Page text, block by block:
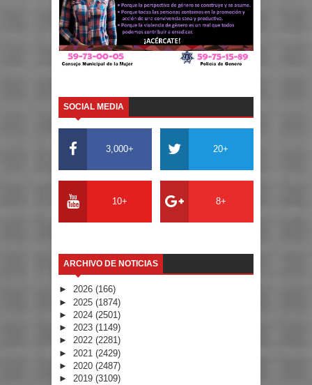
SOCIAL MEDIA
3,000+ 20+
10+ 8+
ARCHIVO DE NOTICIAS
► 2026 (166)
► 2025 (1874)
► 2024 (2501)
► 2023 (1149)
► 2022 (2281)
► 2021 (2429)
► 2020 (2487)
► 2019 (3109)